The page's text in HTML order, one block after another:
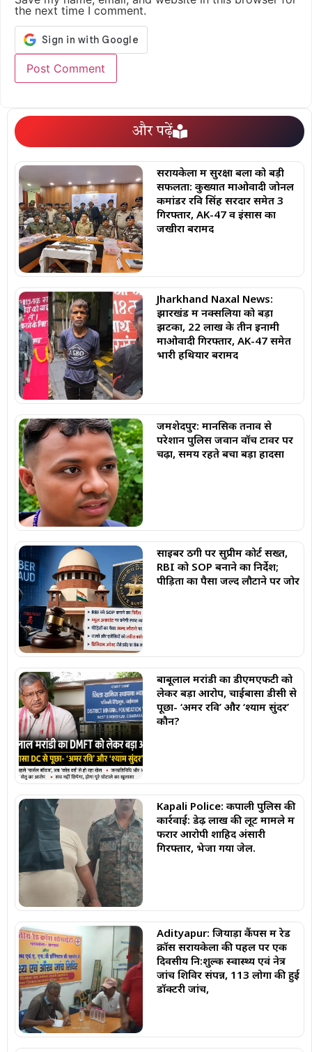
the next time I comment.
और पढ़ें
सरायकेला में सुरक्षा बलों को बड़ी
सफलता: कुख्यात माओवादी जोनल
कमांडर रवि सिंह सरदार समेत 3
गिरफ्तार, AK-47 व इंसास का
जखीरा बरामद
Jharkhand Naxal News:
झारखंड में नक्सलियों को बड़ा
झटका, 22 लाख के तीन इनामी
माओवादी गिरफ्तार, AK-47 समेत
भारी हथियार बरामद
जमशेदपुर: मानसिक तनाव से
परेशान पुलिस जवान वॉच टावर पर
चढ़ा, समय रहते बचा बड़ा हादसा
साइबर ठगी पर सुप्रीम कोर्ट सख्त,
RBI को SOP बनाने का निर्देश;
पीड़ितों का पैसा जल्द लौटाने पर जोर
बाबूलाल मरांडी का डीएमएफटी को
लेकर बड़ा आरोप, चाईबासा डीसी से
पूछा- ‘अमर रवि’ और ‘श्याम सुंदर’
कौन?
Kapali Police: कपाली पुलिस की
कार्रवाई: डेढ़ लाख की लूट मामले में
फरार आरोपी शाहिद अंसारी
गिरफ्तार, भेजा गया जेल.
Adityapur: जियाड़ा कैंपस में रेड
क्रॉस सरायकेला की पहल पर एक
दिवसीय नि:शुल्क स्वास्थ्य एवं नेत्र
जांच शिविर संपन्न, 113 लोगों की हुई
डॉक्टरी जांच,